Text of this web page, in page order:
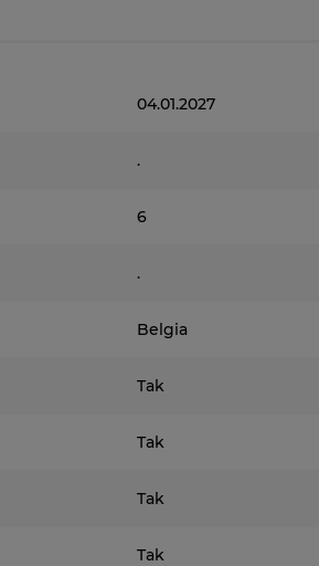
04.01.2027
.
6
.
Belgia
Tak
Tak
Tak
Tak